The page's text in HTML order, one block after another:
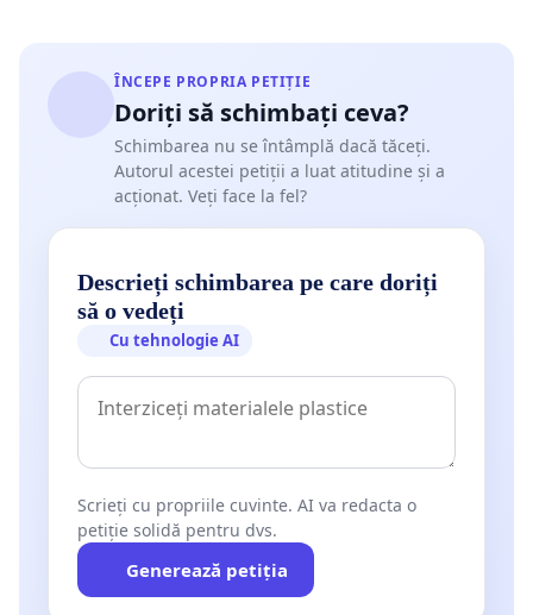
ÎNCEPE PROPRIA PETIȚIE
Doriți să schimbați ceva?
Schimbarea nu se întâmplă dacă tăceți.
Autorul acestei petiții a luat atitudine și a
acționat. Veți face la fel?
Descrieți schimbarea pe care doriți
să o vedeți
Cu tehnologie AI
Scrieți cu propriile cuvinte. AI va redacta o
petiție solidă pentru dvs.
Generează petiția